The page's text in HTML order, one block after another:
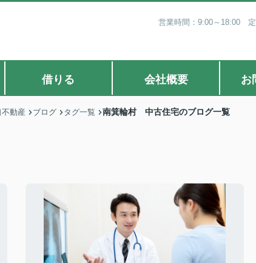
営業時間：9:00～18:00
借りる 会社概要 お
動産 ブログ タグ一覧 南箕輪村 中古住宅のブログ一覧